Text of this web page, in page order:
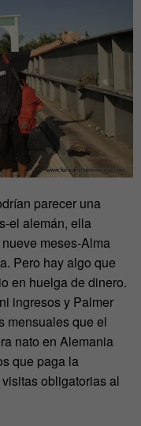
parecer una
el alemán, ella
meses-Alma
Pero hay algo que
en huelga de dinero.
ingresos y Palmer
mensuales que el
nato en Alemania
que paga la
obligatorias al